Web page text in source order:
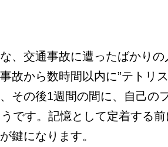
、交通事故に遭ったばかりの
故から数時間以内に”テトリ
その後1週間の間に、自己の
です。記憶として定着する
鍵になります。